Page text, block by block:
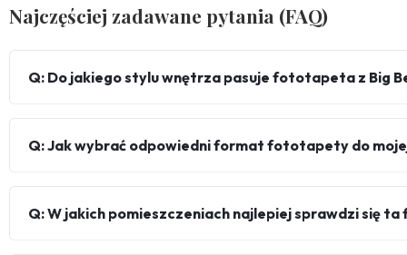
Najczęściej zadawane pytania (FAQ)
Q: Do jakiego stylu wnętrza pasuje fototapeta z Big
Q: Jak wybrać odpowiedni format fototapety do
Q: W jakich pomieszczeniach najlepiej sprawdzi się